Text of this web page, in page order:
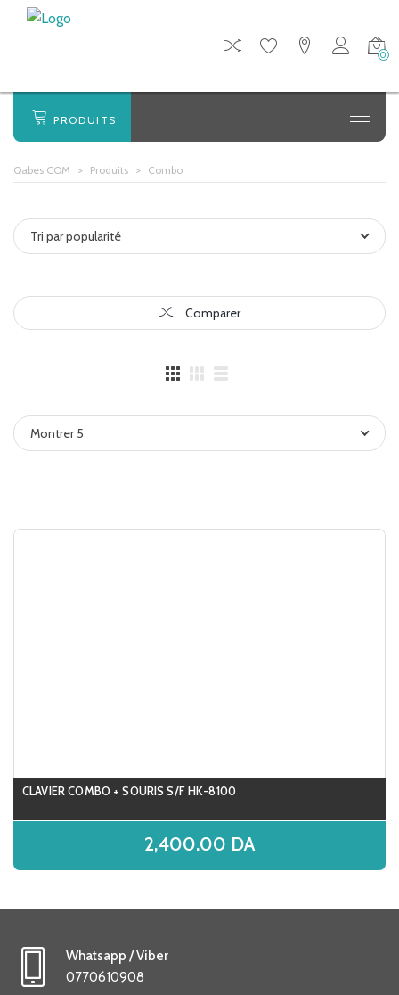
0
PRODUITS
Qabes COM > Produits > Combo
Tri par popularité
Comparer
Montrer 5
CLAVIER COMBO + SOURIS S/F HK-8100
2,400.00 DA
Whatsapp / Viber
0770610908